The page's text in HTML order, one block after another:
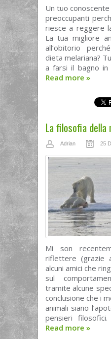
Un tuo
preoccupanti
riesce a reggere
La tua migliore
all’obitorio
dieta melariana?
a farsi il bagno in
Read more »
La filosofia della
Adrian 25
Mi son
riflettere (grazie
alcuni amici che
sul
tramite alcune
conclusione che i
animali siano
pensieri
Read more »